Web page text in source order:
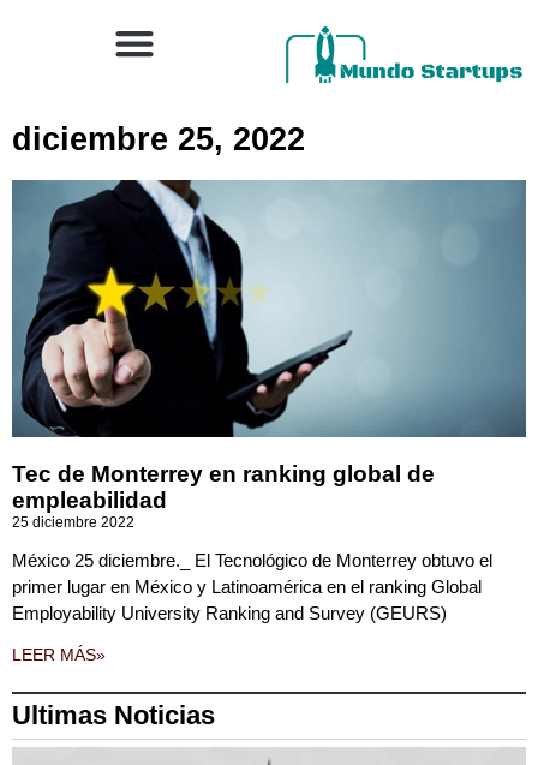
diciembre 25, 2022
Tec de Monterrey en ranking global de
empleabilidad
25 diciembre 2022
México 25 diciembre._ El Tecnológico de Monterrey obtuvo el
primer lugar en México y Latinoamérica en el ranking Global
Employability University Ranking and Survey (GEURS)
LEER MÁS»
Ultimas Noticias